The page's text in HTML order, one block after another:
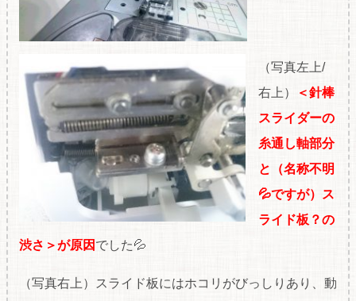
（写真左上/
右上）
＜針棒
スライダーの
糸通し軸部分
と（名称不明
💦ですが）ス
ライド板？の
渋さ＞が原因 でした💦
（写真右上）スライド板にはホコリがびっしりあり、動